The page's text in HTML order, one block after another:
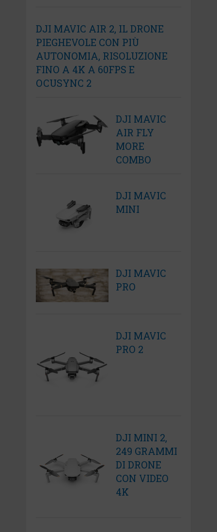
DJI MAVIC AIR 2, IL DRONE
PIEGHEVOLE CON PIÙ
AUTONOMIA, RISOLUZIONE
FINO A 4K A 60FPS E
OCUSYNC 2
DJI MAVIC
AIR FLY
MORE
COMBO
DJI MAVIC
MINI
DJI MAVIC
PRO
DJI MAVIC
PRO 2
DJI MINI 2,
249 GRAMMI
DI DRONE
CON VIDEO
4K